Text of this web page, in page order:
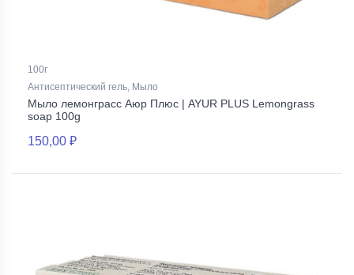
100г
Антисептический гель, Мыло
Мыло лемонграсс Аюр Плюс | AYUR PLUS Lemongrass
soap 100g
150,00 ₽